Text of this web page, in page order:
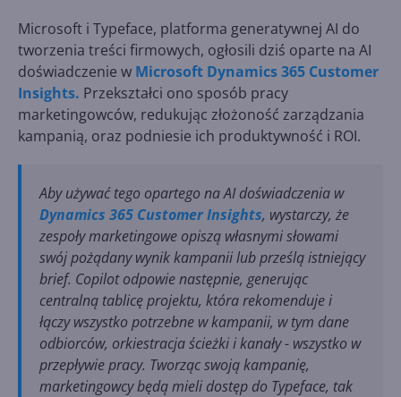
Microsoft i Typeface, platforma generatywnej AI do
tworzenia treści firmowych, ogłosili dziś oparte na AI
doświadczenie w Microsoft Dynamics 365 Customer
Insights. Przekształci ono sposób pracy
marketingowców, redukując złożoność zarządzania
kampanią, oraz podniesie ich produktywność i ROI.
Aby używać tego opartego na AI doświadczenia w
Dynamics 365 Customer Insights, wystarczy, że
zespoły marketingowe opiszą własnymi słowami
swój pożądany wynik kampanii lub prześlą istniejący
brief. Copilot odpowie następnie, generując
centralną tablicę projektu, która rekomenduje i
łączy wszystko potrzebne w kampanii, w tym dane
odbiorców, orkiestracja ścieżki i kanały - wszystko w
przepływie pracy. Tworząc swoją kampanię,
marketingowcy będą mieli dostęp do Typeface, tak